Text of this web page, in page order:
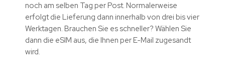
noch am selben Tag per Post. Normalerweise
erfolgt die Lieferung dann innerhalb von drei bis vier
Werktagen. Brauchen Sie es schneller? Wählen Sie
dann die eSIM aus, die Ihnen per E-Mail zugesandt
wird.